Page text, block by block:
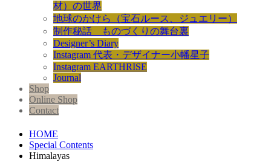
材）の世界
地球のかけら（宝石ルース、ジュエリー）
制作秘話 ものづくりの舞台裏
Designer’s Diary
Instagram 代表・デザイナー小幡星子
Instagram EARTHRISE
Journal
Shop
Online Shop
Contact
HOME
Special Contents
Himalayas